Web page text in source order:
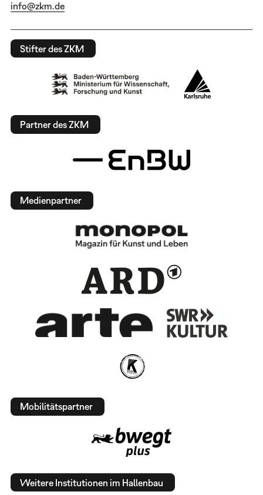
info@zkm.de
Stifter des ZKM
Partner des ZKM
Medienpartner
Mobilitätspartner
Weitere Institutionen im Hallenbau